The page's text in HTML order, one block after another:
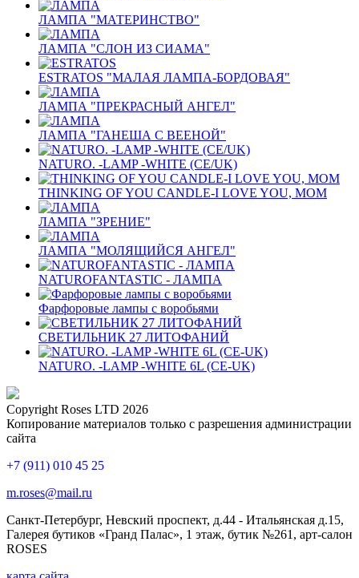
ЛАМПА "МАТЕРИНСТВО"
ЛАМПА "СЛОН ИЗ СИАМА"
ESTRATOS "МАЛАЯ ЛАМПА-БОРДОВАЯ"
ЛАМПА "ПРЕКРАСНЫЙ АНГЕЛ"
ЛАМПА "ГАНЕША С ВЕЕНОЙ"
NATURO. -LAMP -WHITE (CE/UK)
THINKING OF YOU CANDLE-I LOVE YOU, MOM
ЛАМПА "ЗРЕНИЕ"
ЛАМПА "МОЛЯЩИЙСЯ АНГЕЛ"
NATUROFANTASTIC - ЛАМПА
Фарфоровые лампы с воробьями
СВЕТИЛЬНИК 27 ЛИТОФАНИЙ
NATURO. -LAMP -WHITE 6L (CE-UK)
Copyright Roses LTD 2026
Копирование материалов только с разрешения администрации
сайта
+7 (911) 010 45 25
m.roses@mail.ru
Санкт-Петербург, Невский проспект, д.44 - Итальянская д.15,
Галерея бутиков «Гранд Палас», 1 этаж, бутик №261, арт-салон
ROSES